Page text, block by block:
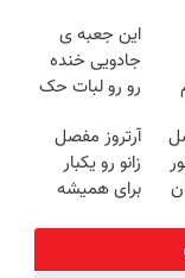
20سال جوون
شدی🔥
این جعبه ی
جادویی خنده
رو رو لبات حک
خرید40%تخفیف
آرتروز مفصل
زانو رو یکبار
برای همیشه